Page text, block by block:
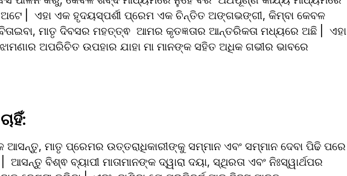
ଅଟେ |  ଏହା ଏକ ହୃଦୟସ୍ପର୍ଶୀ ପ୍ରେମ ଏକ ଚିନ୍ତିତ ଅଙ୍ଗଭଙ୍ଗୀ, କିମ୍ବା କେବଳ
ମାତୃ ଦିବସର ମହତ୍ତ୍ଵ  ଆମର କୃତଜ୍ଞତାର ଆନ୍ତରିକତା ମଧ୍ୟରେ ଅଛି |  ଏହା
ଅପରିଚିତ ଉପହାର ଯାହା ମା ମାନଙ୍କ ସହିତ ଅଧିକ ଗଭୀର ଭାବରେ
:
ମାତୃ ପ୍ରେମର ଉତ୍ତରାଧିକାରୀଙ୍କୁ ସମ୍ମାନ ଏବଂ ସମ୍ମାନ ଦେବା ପିଢି ପରେ
ବିଶ୍ଵ ବ୍ୟାପୀ ମାତାମାନଙ୍କ ଦ୍ୱାରା ଦୟା, ସ୍ଥିରତା ଏବଂ ନିଃସ୍ୱାର୍ଥପର